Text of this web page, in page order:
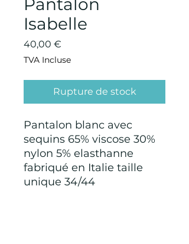
Pantalon
Isabelle
40,00 €
TVA Incluse
Rupture de stock
Pantalon blanc avec
sequins 65% viscose 30%
nylon 5% elasthanne
fabriqué en Italie taille
unique 34/44